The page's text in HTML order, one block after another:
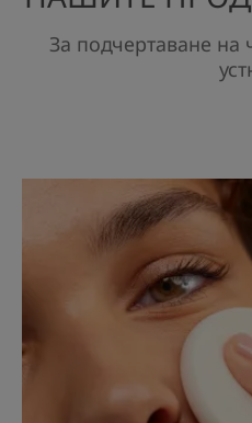
За подчертаване на